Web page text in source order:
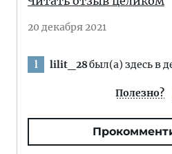
20 декабря 2021
l lilit_28был(а) здесь в
Полезно?